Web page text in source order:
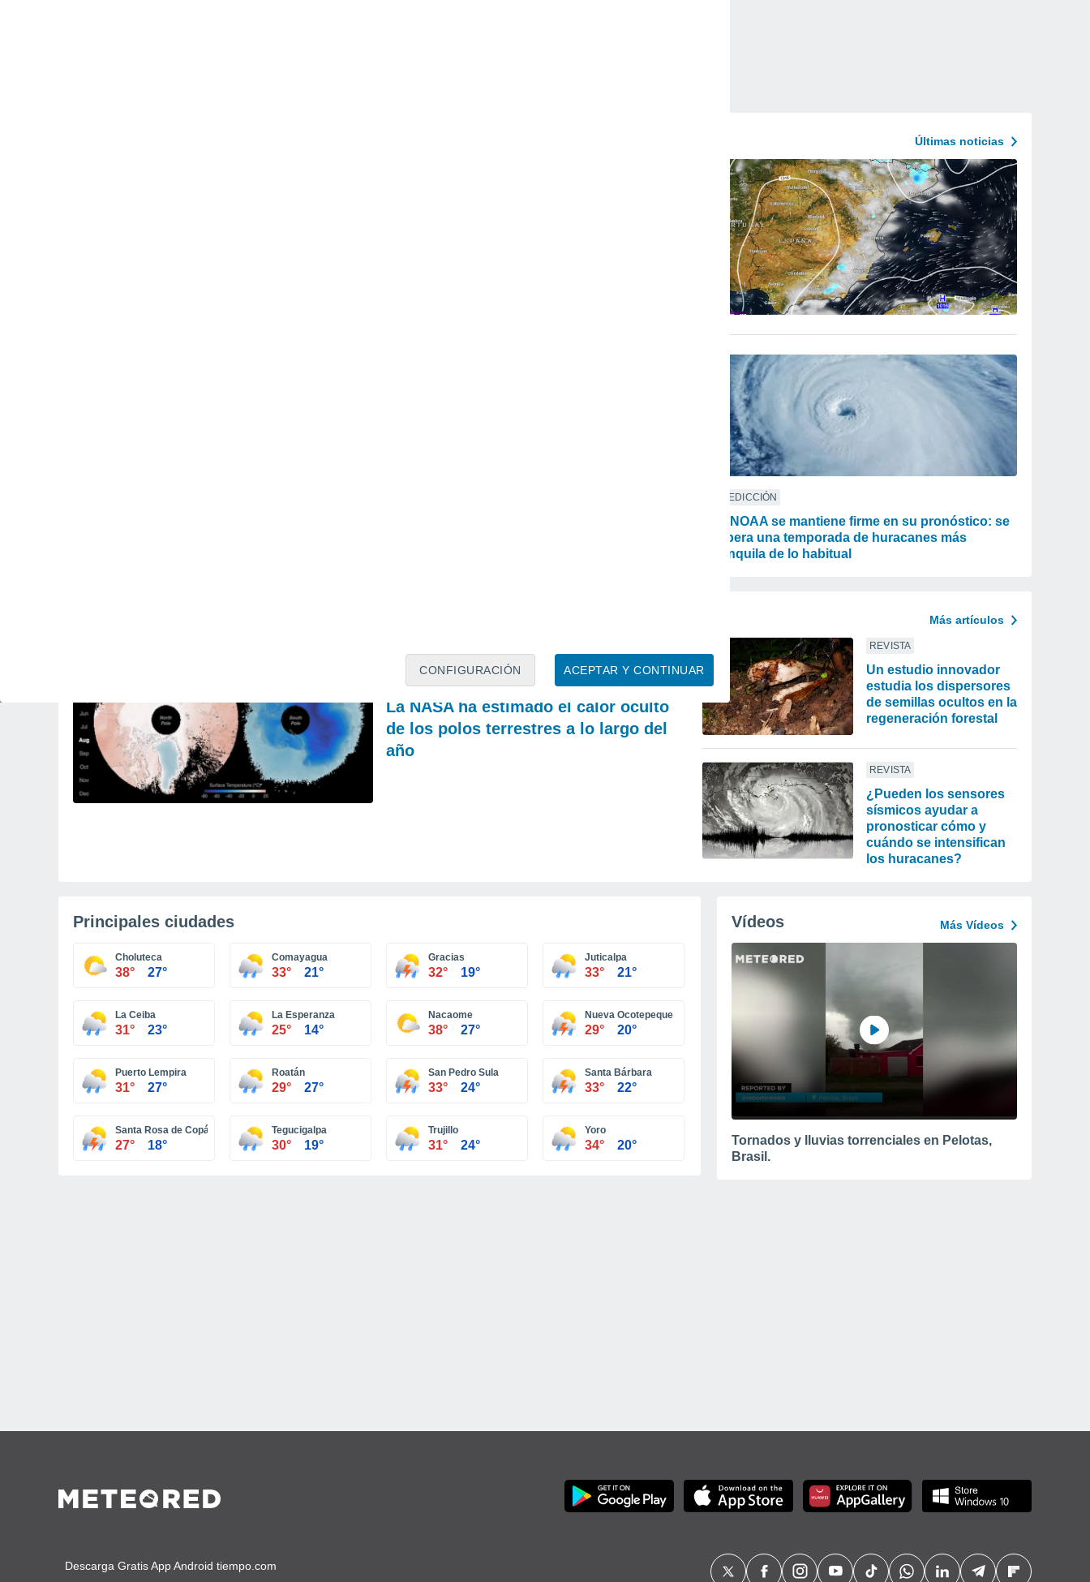
ACEPTAR Y CONTINUAR
CONFIGURACIÓN
Últimas noticias
PREDICCIÓN
La NOAA se mantiene firme en su pronóstico: se
espera una temporada de huracanes más
tranquila de lo habitual
Más artículos
Francisco Martín León
La NASA ha estimado el calor oculto
de los polos terrestres a lo largo del
año
REVISTA
Un estudio innovador
estudia los dispersores
de semillas ocultos en la
regeneración forestal
REVISTA
¿Pueden los sensores
sísmicos ayudar a
pronosticar cómo y
cuándo se intensifican
los huracanes?
Principales ciudades
Choluteca
38° 27°
Comayagua
33° 21°
Gracias
32° 19°
Juticalpa
33° 21°
La Ceiba
31° 23°
La Esperanza
25° 14°
Nacaome
38° 27°
Nueva Ocotepeque
29° 20°
Puerto Lempira
31° 27°
Roatán
29° 27°
San Pedro Sula
33° 24°
Santa Bárbara
33° 22°
Santa Rosa de Copán
27° 18°
Tegucigalpa
30° 19°
Trujillo
31° 24°
Yoro
34° 20°
Vídeos Más Vídeos
Tornados y lluvias torrenciales en Pelotas,
Brasil.
Descarga Gratis App Android tiempo.com